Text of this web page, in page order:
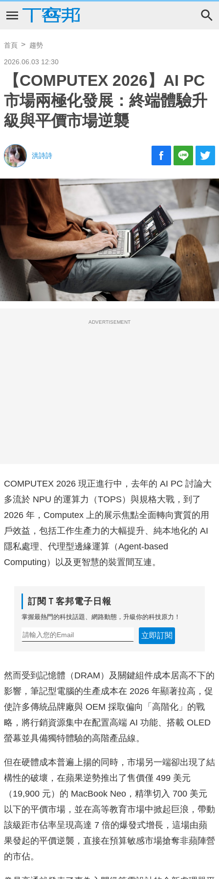
首頁 趨勢
2026.06.03 12:30
【COMPUTEX 2026】AI PC
市場兩極化發展：終端體驗升
級與平價市場逆襲
洪詩詩
ADVERTISEMENT
COMPUTEX 2026 現正進行中，去年的 AI PC 討論大
多流於 NPU 的運算力（TOPS）與規格大戰，到了
2026 年，Computex 上的展示焦點全面轉向實質的用
戶效益，包括工作生產力的大幅提升、純本地化的 AI
隱私處理、代理型邊緣運算（Agent-based
Computing）以及更智慧的裝置間互連。
訂閱Ｔ客邦電子日報
掌握最熱門的科技話題、網路動態，升級你的科技原力！
立即訂閱
然而受到記憶體（DRAM）及關鍵組件成本居高不下的
影響，筆記型電腦的生產成本在 2026 年顯著拉高，促
使許多傳統品牌廠與 OEM 採取偏向「高階化」的戰
略，將行銷資源集中在配置高端 AI 功能、搭載 OLED
螢幕並具備獨特體驗的高階產品線。
但在硬體成本普遍上揚的同時，市場另一端卻出現了結
構性的破壞，在蘋果逆勢推出了售價僅 499 美元
（19,900 元）的 MacBook Neo，精準切入 700 美元
以下的平價市場，並在高等教育市場中掀起巨浪，帶動
該級距市佔率呈現高達 7 倍的爆發式增長，這場由蘋
果發起的平價逆襲，直接在預算敏感市場搶奪非蘋陣營
的市佔。